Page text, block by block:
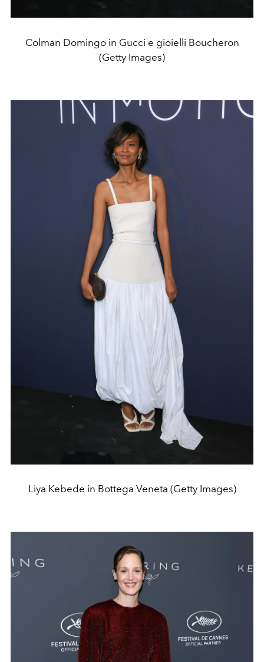
Colman Domingo in Gucci e gioielli Boucheron
(Getty Images)
Liya Kebede in Bottega Veneta (Getty Images)